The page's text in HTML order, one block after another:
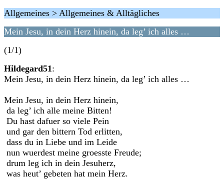
Allgemeines > Allgemeines & Alltägliches
Mein Jesu, in dein Herz hinein, da leg’ ich alles …
(1/1)
Hildegard51:
Mein Jesu, in dein Herz hinein, da leg’ ich alles …
Mein Jesu, in dein Herz hinein,
da leg’ ich alle meine Bitten!
Du hast dafuer so viele Pein
und gar den bittern Tod erlitten,
dass du in Liebe und im Leide
nun wuerdest meine groesste Freude;
drum leg ich in dein Jesuherz,
was heut’ gebeten hat mein Herz.